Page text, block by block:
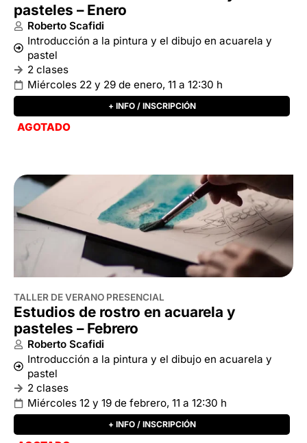
AGOTADO
TALLER DE VERANO PRESENCIAL
Estudios de rostro en acuarela y
pasteles – Febrero
Roberto Scafidi
Introducción a la pintura y el dibujo en acuarela y
pastel
AGOTADO